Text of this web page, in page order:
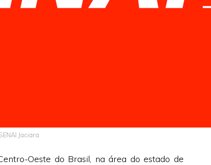
Jaciara
Oeste do Brasil, na área do estado de